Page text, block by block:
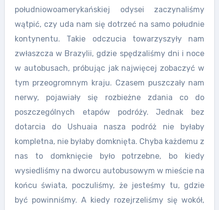
południowoamerykańskiej odysei zaczynaliśmy
wątpić, czy uda nam się dotrzeć na samo południe
kontynentu. Takie odczucia towarzyszyły nam
zwłaszcza w Brazylii, gdzie spędzaliśmy dni i noce
w autobusach, próbując jak najwięcej zobaczyć w
tym przeogromnym kraju. Czasem puszczały nam
nerwy, pojawiały się rozbieżne zdania co do
poszczególnych etapów podróży. Jednak bez
dotarcia do Ushuaia nasza podróż nie byłaby
kompletna, nie byłaby domknięta. Chyba każdemu z
nas to domknięcie było potrzebne, bo kiedy
wysiedliśmy na dworcu autobusowym w mieście na
końcu świata, poczuliśmy, że jesteśmy tu, gdzie
być powinniśmy. A kiedy rozejrzeliśmy się wokół,